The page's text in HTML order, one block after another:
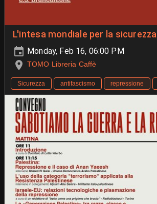
L'intesa mondiale per la sicurezza
Monday, Feb 16, 06:00 PM
TOMO Libreria Caffè
Sicurezza antifascismo repressione